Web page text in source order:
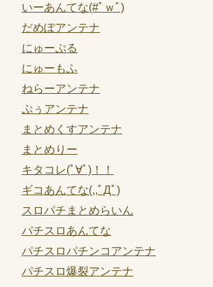
いーあんてな(#ﾟｗﾟ)
だめぽアンテナ
にゅーぷる
にゅーもふ
ねらーアンテナ
ぷぅアンテナ
まとめくすアンテナ
まとめりー
キタコレ(ﾟ∀ﾟ)！！
ギコあんてな(,,ﾟДﾟ)
スロパチまとめらいん
パチスロあんてな
パチスロパチンコアンテナ
パチスロ爆裂アンテナ